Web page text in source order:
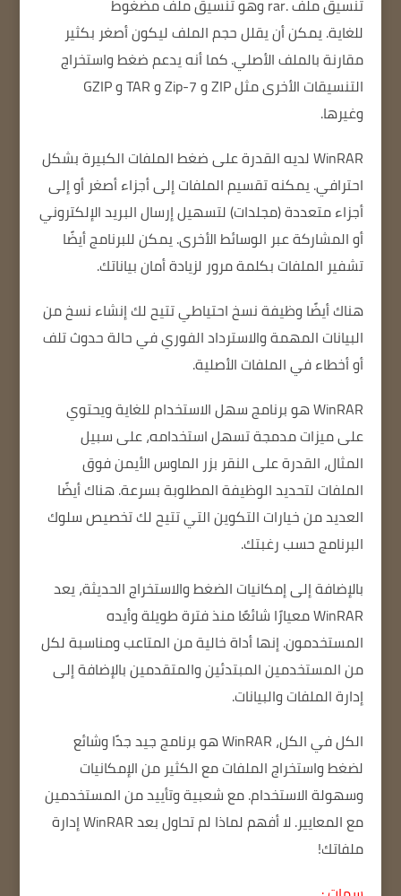
تنسيق ملف .rar وهو تنسيق ملف مضغوط
للغاية.يمكن أن يقلل حجم الملف ليكون أصغر بكثير
مقارنة بالملف الأصلي.كما أنه يدعم ضغط واستخراج
التنسيقات الأخرى مثل ZIP و 7-Zip و TAR و GZIP
وغيرها.
WinRAR لديه القدرة على ضغط الملفات الكبيرة بشكل
احترافي.يمكنه تقسيم الملفات إلى أجزاء أصغر أو إلى
أجزاء متعددة (مجلدات) لتسهيل إرسال البريد الإلكتروني
أو المشاركة عبر الوسائط الأخرى.يمكن للبرنامج أيضًا
تشفير الملفات بكلمة مرور لزيادة أمان بياناتك.
هناك أيضًا وظيفة نسخ احتياطي تتيح لك إنشاء نسخ من
البيانات المهمة والاسترداد الفوري في حالة حدوث تلف
أو أخطاء في الملفات الأصلية.
WinRAR هو برنامج سهل الاستخدام للغاية ويحتوي
على ميزات مدمجة تسهل استخدامه، على سبيل
المثال، القدرة على النقر بزر الماوس الأيمن فوق
الملفات لتحديد الوظيفة المطلوبة بسرعة.هناك أيضًا
العديد من خيارات التكوين التي تتيح لك تخصيص سلوك
البرنامج حسب رغبتك.
بالإضافة إلى إمكانيات الضغط والاستخراج الحديثة، يعد
WinRAR معيارًا شائعًا منذ فترة طويلة وأيده
المستخدمون.إنها أداة خالية من المتاعب ومناسبة لكل
من المستخدمين المبتدئين والمتقدمين بالإضافة إلى
إدارة الملفات والبيانات.
الكل في الكل، WinRAR هو برنامج جيد جدًا وشائع
لضغط واستخراج الملفات مع الكثير من الإمكانيات
وسهولة الاستخدام.مع شعبية وتأييد من المستخدمين
مع المعايير.
لا أفهم لماذا لم تحاول بعد WinRAR إدارة
ملفاتك!